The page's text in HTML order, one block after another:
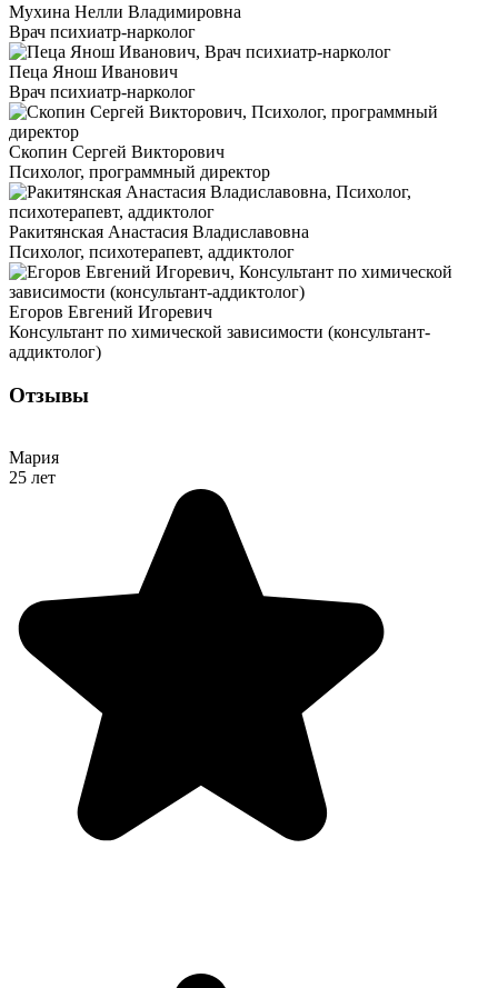
Мухина Нелли Владимировна
Врач психиатр-нарколог
Пеца Янош Иванович
Врач психиатр-нарколог
Скопин Сергей Викторович
Психолог, программный директор
Ракитянская Анастасия Владиславовна
Психолог, психотерапевт, аддиктолог
Егоров Евгений Игоревич
Консультант по химической зависимости (консультант-
аддиктолог)
Отзывы
Мария
25 лет